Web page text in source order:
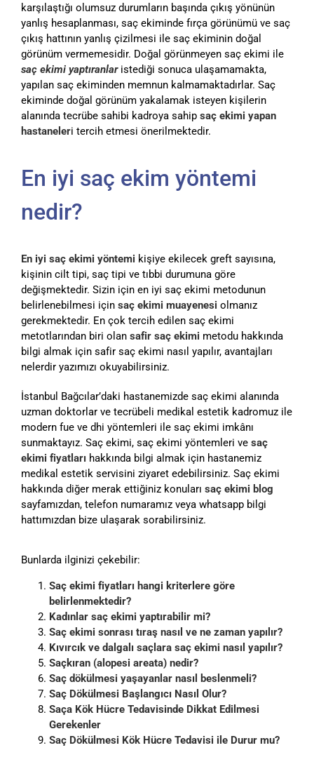
karşılaştığı olumsuz durumların başında çıkış yönünün
yanlış hesaplanması, saç ekiminde fırça görünümü ve saç
çıkış hattının yanlış çizilmesi ile saç ekiminin doğal
görünüm vermemesidir. Doğal görünmeyen saç ekimi ile
saç ekimi yaptıranlaristediği sonuca ulaşamamakta,
yapılan saç ekiminden memnun kalmamaktadırlar. Saç
ekiminde doğal görünüm yakalamak isteyen kişilerin
alanında tecrübe sahibi kadroya sahip saç ekimi yapan
hastaneleri tercih etmesi önerilmektedir.
En iyi saç ekim yöntemi
nedir?
En iyi saç ekimi yöntemi kişiye ekilecek greft sayısına,
kişinin cilt tipi, saç tipi ve tıbbi durumuna göre
değişmektedir. Sizin için en iyi saç ekimi metodunun
belirlenebilmesi için saç ekimi muayenesi olmanız
gerekmektedir. En çok tercih edilen saç ekimi
metotlarından biri olan safir saç ekimi metodu hakkında
bilgi almak için safir saç ekimi nasıl yapılır, avantajları
nelerdir yazımızı okuyabilirsiniz.
İstanbul Bağcılar’daki hastanemizde saç ekimi alanında
uzman doktorlar ve tecrübeli medikal estetik kadromuz ile
modern fue ve dhi yöntemleri ile saç ekimi imkânı
sunmaktayız. Saç ekimi, saç ekimi yöntemleri ve saç
ekimi fiyatları hakkında bilgi almak için hastanemiz
medikal estetik servisini ziyaret edebilirsiniz. Saç ekimi
hakkında diğer merak ettiğiniz konuları saç ekimi blog
sayfamızdan, telefon numaramız veya whatsapp bilgi
hattımızdan bize ulaşarak sorabilirsiniz.
Bunlarda ilginizi çekebilir:
Saç ekimi fiyatları hangi kriterlere göre
belirlenmektedir?
Kadınlar saç ekimi yaptırabilir mi?
Saç ekimi sonrası tıraş nasıl ve ne zaman yapılır?
Kıvırcık ve dalgalı saçlara saç ekimi nasıl yapılır?
Saçkıran (alopesi areata) nedir?
Saç dökülmesi yaşayanlar nasıl beslenmeli?
Saç Dökülmesi Başlangıcı Nasıl Olur?
Saça Kök Hücre Tedavisinde Dikkat Edilmesi
Gerekenler
Saç Dökülmesi Kök Hücre Tedavisi ile Durur mu?